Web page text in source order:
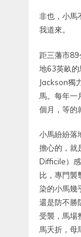
非也，小馬
我道來。
距三藩市
地63英畝的
Jackson獨
馬。每年一
個月，等的
小馬紛紛落
擔心的，就
Difficile）
比，專門襲
染的小馬幾
還是防不勝
受襲，馬場
馬夭折，母